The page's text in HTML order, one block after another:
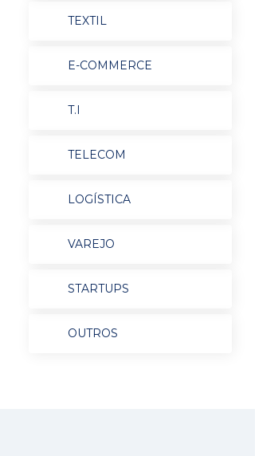
TEXTIL
E-COMMERCE
T.I
TELECOM
LOGÍSTICA
VAREJO
STARTUPS
OUTROS